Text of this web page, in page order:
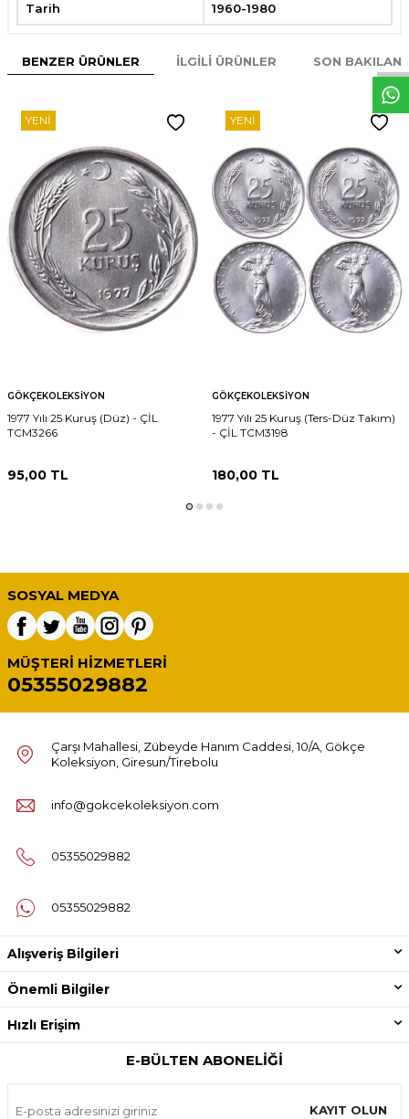
W
h
t
s
p
p
D
e
s
e
H
a
t
t
Tarih 1960-1980
BENZER ÜRÜNLER İLGILI ÜRÜNLER SON
YENI
GÖKÇEKOLEKSIYON
1977 Yılı 25 Kuruş (Düz) - ÇİL
TCM3266
95,00 TL
YENI
GÖKÇEKOLEKSIYON
1977 Yılı 25 Kuruş (Ters-Düz Takım)
- ÇİL TCM3198
180,00TL
SOSYAL MEDYA
MÜŞTERI HIZMETLERI
05355029882
Çarşı Mahallesi, Zübeyde Hanım Caddesi, 10/A, Gökçe
Koleksiyon, Giresun/Tirebolu
info@gokcekoleksiyon.com
05355029882
05355029882
Alışveriş Bilgileri
Önemli Bilgiler
Hızlı Erişim
E-BÜLTEN ABONELIĞI
KAYIT OLUN